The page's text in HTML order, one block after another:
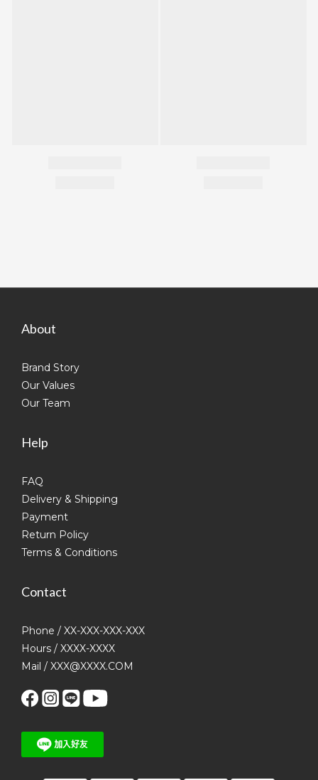
About
Brand Story
Our Values
Our Team
Help
FAQ
Delivery & Shipping
Payment
Return Policy
Terms & Conditions
Contact
Phone / XX-XXX-XXX-XXX
Hours / XXXX-XXXX
Mail / XXX@XXXX.COM